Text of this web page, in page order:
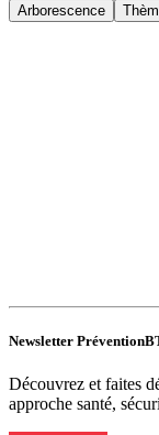
Arborescence
Newsletter
Découvrez et faites
approche santé,